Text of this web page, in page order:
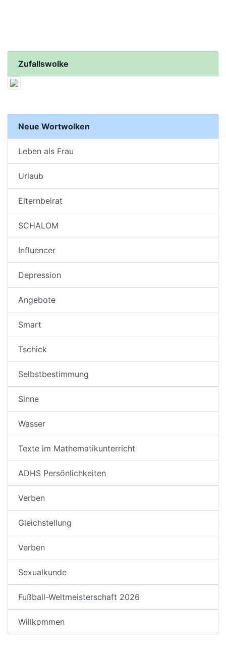
Zufallswolke
Neue Wortwolken
Leben als Frau
Urlaub
Elternbeirat
SCHALOM
Influencer
Depression
Angebote
Smart
Tschick
Selbstbestimmung
Sinne
Wasser
Texte im Mathematikunterricht
ADHS Persönlichkeiten
Verben
Gleichstellung
Verben
Sexualkunde
Fußball-Weltmeisterschaft 2026
Willkommen